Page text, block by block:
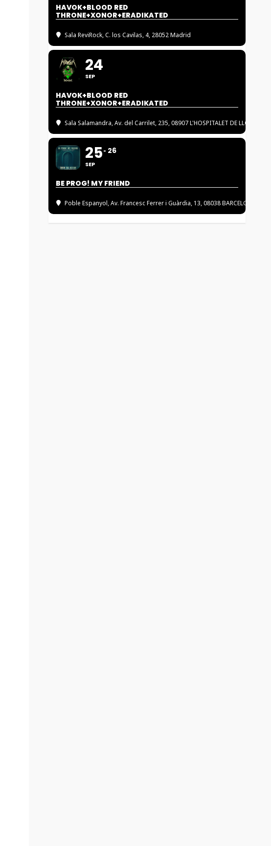
HAVOK+BLOOD RED
THRONE+XONOR+ERADIKATED
Sala ReviRock, C. los Cavilas, 4, 28052 Madrid
24
SEP
HAVOK+BLOOD RED
THRONE+XONOR+ERADIKATED
Sala Salamandra, Av. del Carrilet, 235, 08907 L'HOSPITALET DE LLOBREGAT
25
SEP
26
BE PROG! MY FRIEND
Poble Espanyol, Av. Francesc Ferrer i Guàrdia, 13, 08038 BARCELONA